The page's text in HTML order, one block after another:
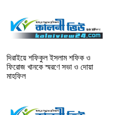
দিরাইয়ে শফিকুল ইসলাম শফিক ও
ফিরোজ খানকে স্মরণে সভা ও দোয়া
মাহফিল